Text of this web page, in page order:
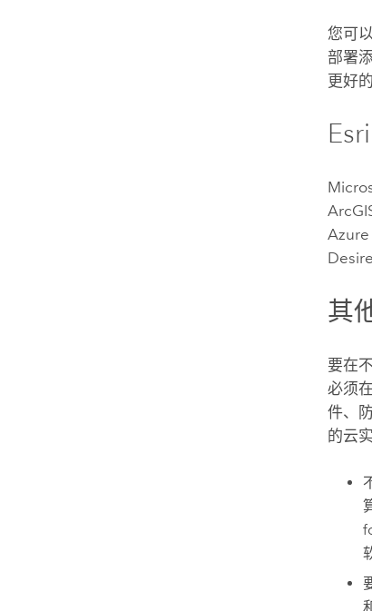
您可
部署
更好
Esri
Azure
其
要在
必须
件、
的云